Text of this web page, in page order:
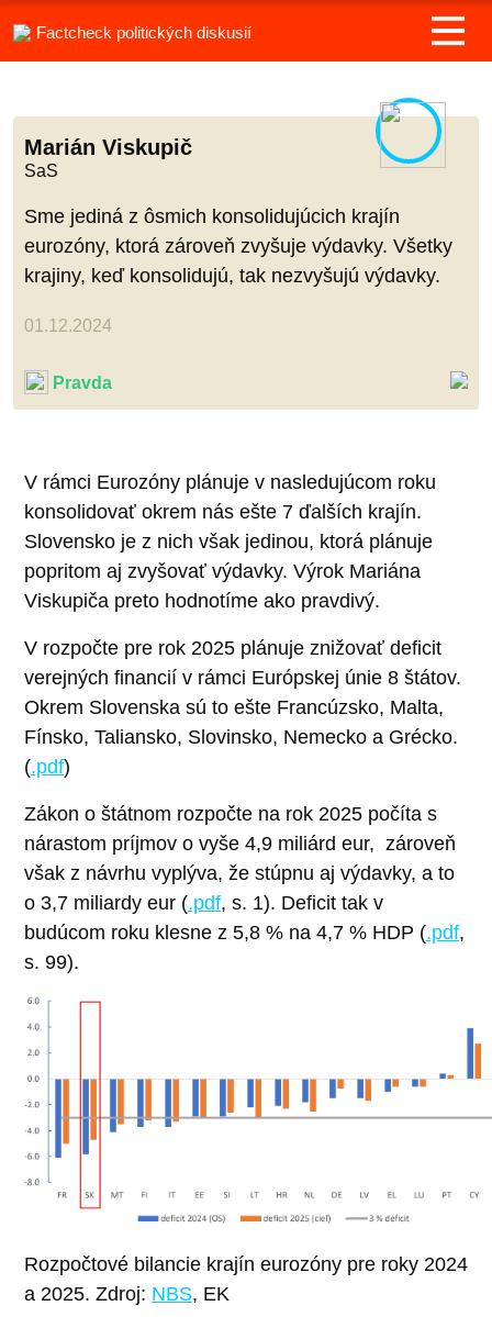
Factcheck politických diskusií
Marián Viskupič
SaS
Sme jediná z ôsmich konsolidujúcich krajín
eurozóny, ktorá zároveň zvyšuje výdavky. Všetky
krajiny, keď konsolidujú, tak nezvyšujú výdavky.
01.12.2024
Pravda
V rámci Eurozóny plánuje v nasledujúcom roku
konsolidovať okrem nás ešte 7 ďalších krajín.
Slovensko je z nich však jedinou, ktorá plánuje
popritom aj zvyšovať výdavky. Výrok Mariána
Viskupiča preto hodnotíme ako pravdivý.
V rozpočte pre rok 2025 plánuje znižovať deficit
verejných financií v rámci Európskej únie 8 štátov.
Okrem Slovenska sú to ešte Francúzsko, Malta,
Fínsko, Taliansko, Slovinsko, Nemecko a Grécko.
(.pdf)
Zákon o štátnom rozpočte na rok 2025 počíta s
nárastom príjmov o vyše 4,9 miliárd eur, zároveň
však z návrhu vyplýva, že stúpnu aj výdavky, a to
o 3,7 miliardy eur (.pdf, s. 1). Deficit tak v
budúcom roku klesne z 5,8 % na 4,7 % HDP (.pdf,
s. 99).
Rozpočtové bilancie krajín eurozóny pre roky 2024
a 2025. Zdroj: NBS, EK